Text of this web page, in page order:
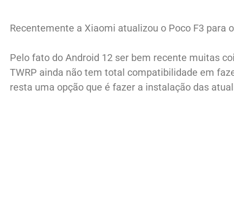
Recentemente a Xiaomi atualizou o Poco F3 para
Pelo fato do Android 12 ser bem recente muitas
TWRP ainda não tem total compatibilidade em
resta uma opção que é fazer a instalação das